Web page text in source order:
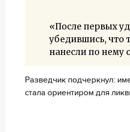
«После первых
убедившись, что
нанесли по нему
Разведчик подчеркнул:
стала ориентиром для